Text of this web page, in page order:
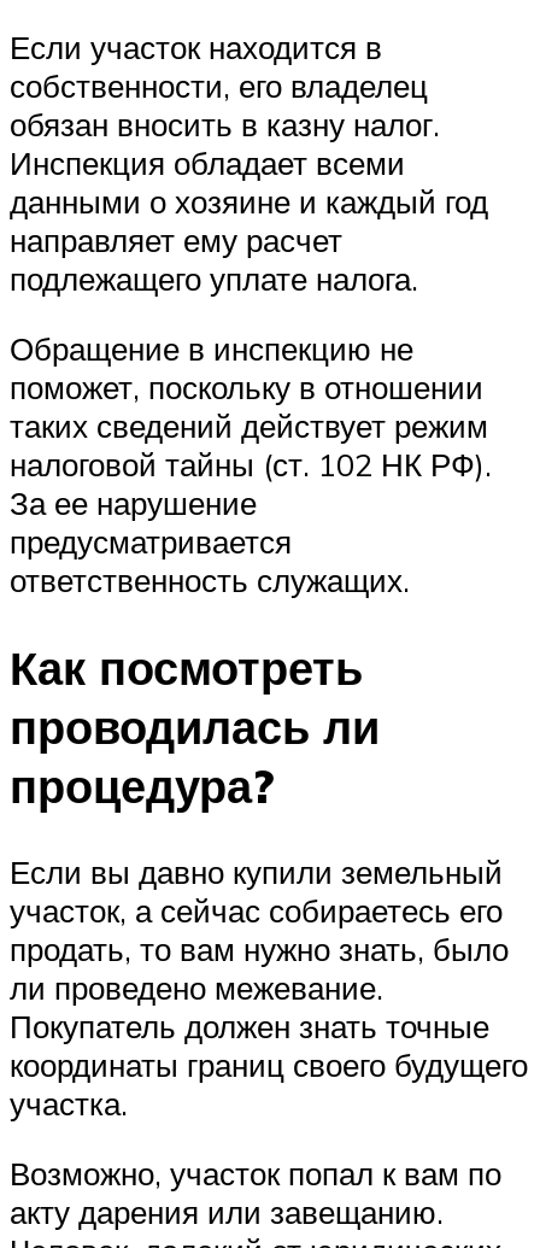
Если участок находится в
собственности, его владелец
обязан вносить в казну налог.
Инспекция обладает всеми
данными о хозяине и каждый год
направляет ему расчет
подлежащего уплате налога.
Обращение в инспекцию не
поможет, поскольку в отношении
таких сведений действует режим
налоговой тайны (ст. 102 НК РФ).
За ее нарушение
предусматривается
ответственность служащих.
Как посмотреть
проводилась ли
процедура?
Если вы давно купили земельный
участок, а сейчас собираетесь его
продать, то вам нужно знать, было
ли проведено межевание.
Покупатель должен знать точные
координаты границ своего будущего
участка.
Возможно, участок попал к вам по
акту дарения или завещанию.